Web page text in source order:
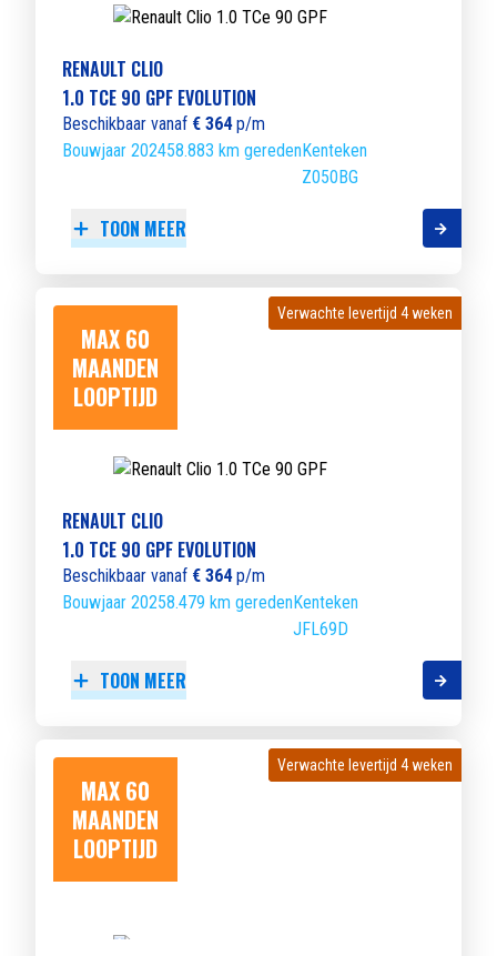
RENAULT CLIO
1.0 TCE 90 GPF EVOLUTION
Beschikbaar vanaf € 364p/m
Bouwjaar 202458.883 km geredenKenteken
Z050BG
TOON MEER
MAX 60
MAANDEN
LOOPTIJD
Verwachte levertijd 4 weken
Verwachte levertijd 4 weken
RENAULT CLIO
1.0 TCE 90 GPF EVOLUTION
Beschikbaar vanaf € 364p/m
Bouwjaar 20258.479 km geredenKenteken
JFL69D
TOON MEER
MAX 60
MAANDEN
LOOPTIJD
Verwachte levertijd 4 weken
Verwachte levertijd 4 weken